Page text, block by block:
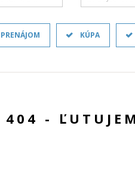
PRENÁJOM KÚPA
404 -